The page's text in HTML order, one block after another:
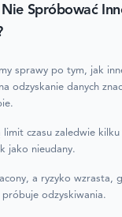
Spróbować
sprawy po tym, jak
odzyskanie danych
limit czasu zaledwie
jako nieudany.
a ryzyko wzrasta,
odzyskiwania.